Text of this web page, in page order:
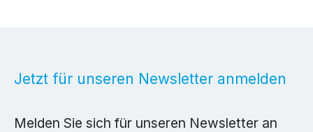
Jetzt für unseren Newsletter anmelden
Melden Sie sich für unseren Newsletter an